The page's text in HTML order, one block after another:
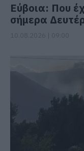
Εύβοια: Που
σήμερα